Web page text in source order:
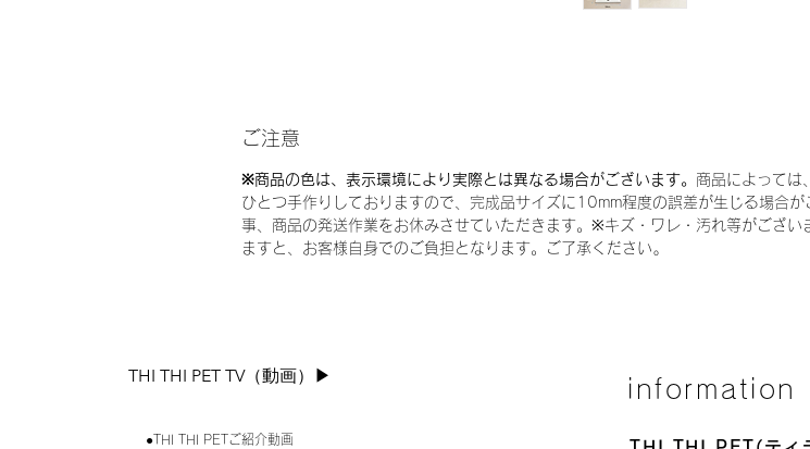
ご注意
※商品の色は、表示環境により実際とは異なる場合がございます。 商品によっては
ひとつ手作りしておりますので、完成品サイズに10mm程度の誤差が生じる場合
事、商品の発送作業をお休みさせていただきます。※キズ・ワレ・汚れ等がござ
ますと、お客様自身でのご負担となります。ご了承ください｡
THI THI PET TV（動画）▶︎
●THI THI PETご紹介動画
information